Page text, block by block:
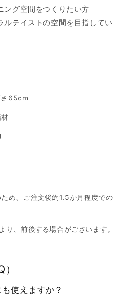
ング空間をつくりたい方
ルテイストの空間を目指してい
65cm
め、ご注文後約1.5か月程度での
り、前後する場合がございます。
使えますか？